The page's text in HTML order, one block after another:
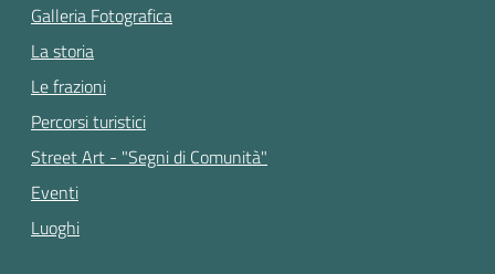
Galleria Fotografica
La storia
Le frazioni
Percorsi turistici
Street Art - "Segni di Comunità"
Eventi
Luoghi